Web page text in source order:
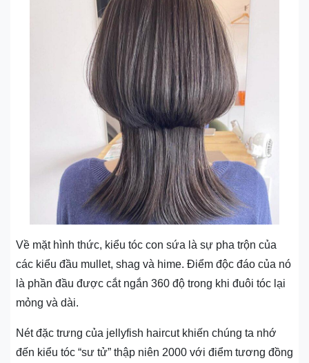
Về mặt hình thức, kiểu tóc con sứa là sự pha trộn của
các kiểu đầu mullet, shag và hime. Điểm độc đáo của nó
là phần đầu được cắt ngắn 360 độ trong khi đuôi tóc lại
mỏng và dài.
Nét đặc trưng của jellyfish haircut khiến chúng ta nhớ
đến kiểu tóc “sư tử” thập niên 2000 với điểm tương đồng